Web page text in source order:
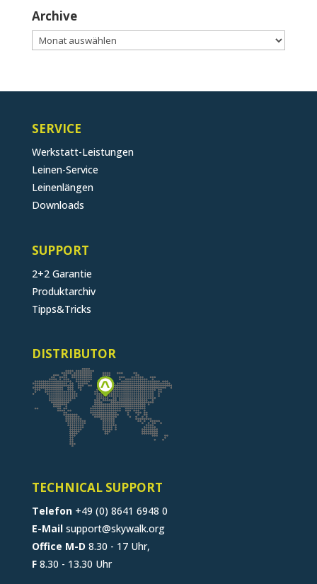
Archive
Archive
SERVICE
Werkstatt-Leistungen
Leinen-Service
Leinenlängen
Downloads
SUPPORT
2+2 Garantie
Produktarchiv
Tipps&Tricks
DISTRIBUTOR
TECHNICAL SUPPORT
Telefon+49 (0) 8641 6948 0
E-Mail support@skywalk.org
Office M-D 8.30 - 17 Uhr,
F8.30 - 13.30 Uhr